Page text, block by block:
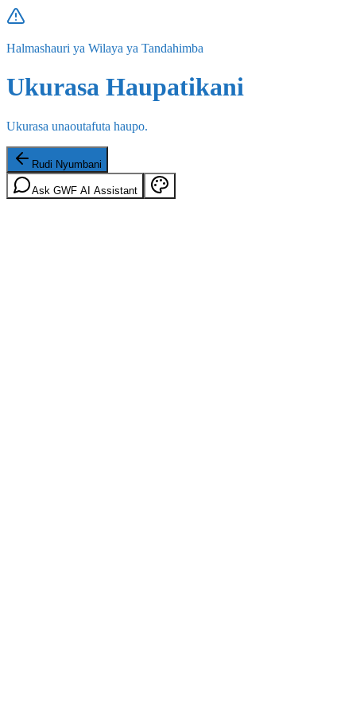
Halmashauri ya Wilaya ya Tandahimba
Ukurasa Haupatikani
Ukurasa unaoutafuta haupo.
Rudi Nyumbani
Ask GWF AI Assistant